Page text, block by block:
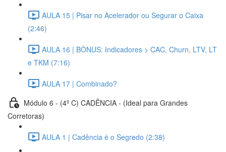
AULA 15 | Pisar no Acelerador ou Segurar o Caixa
(2:46)
AULA 16 | BÔNUS: Indicadores > CAC, Churn, LTV, LT
e TKM (7:16)
AULA 17 | Combinado?
Módulo 6 - (4º C) CADÊNCIA - (Ideal para Grandes
Corretoras)
AULA 1 | Cadência é o Segredo (2:38)